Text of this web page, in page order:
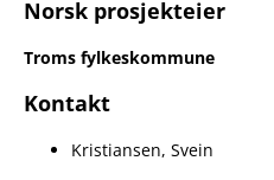
Norsk prosjekteier
Troms fylkeskommune
Kontakt
Kristiansen, Svein